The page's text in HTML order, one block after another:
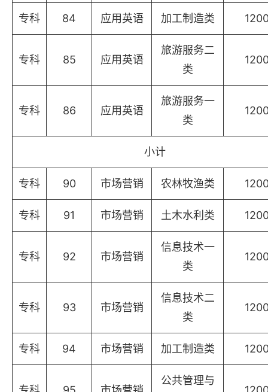
专科 84 应用英语 加工制造类
专科 85 应用英语
旅游服务二
类
专科 86 应用英语
旅游服务一
类
小计
专科 90 市场营销 农林牧渔类
专科 91 市场营销 土木水利类
专科 92 市场营销
信息技术一
类
专科 93 市场营销
信息技术二
类
专科 94 市场营销 加工制造类
公共管理与